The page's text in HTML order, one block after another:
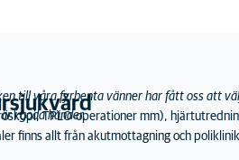
till våra fyrbenta vänner har fått oss att
i goda händer.
TPLO-operationer mm),
finns allt från akutmottagning och